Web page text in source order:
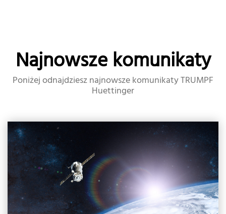
Najnowsze komunikaty
Poniżej odnajdziesz najnowsze komunikaty TRUMPF
Huettinger